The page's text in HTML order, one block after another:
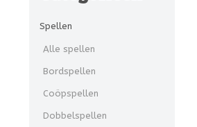
Spellen
Alle spellen
Bordspellen
Coöpspellen
Dobbelspellen